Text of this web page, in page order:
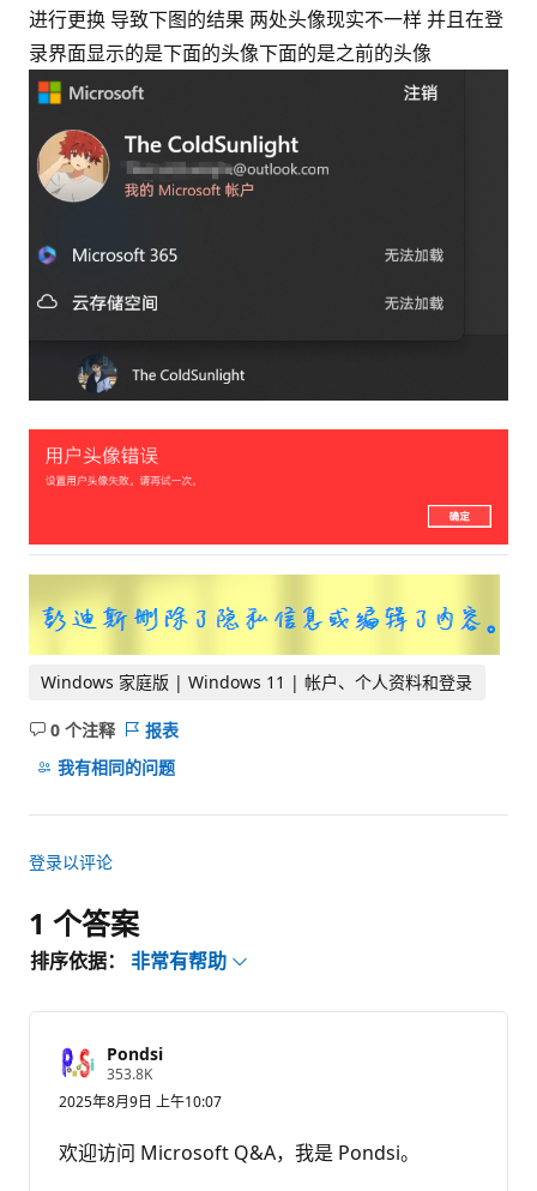
进行更换 导致下图的结果 两处头像现实不一样 并且在登
录界面显示的是下面的头像下面的是之前的头像
Windows 家庭版 | Windows 11 | 帐户、个人资料和登录
0 个注释
无
注
报表
我有相同的问题
登录以评论
1 个答案
排序依据： 非常有帮助
Pondsi
353.8K信
誉
分
2025年8月9日 上午10:07
欢迎访问 Microsoft Q&A，我是 Pondsi。